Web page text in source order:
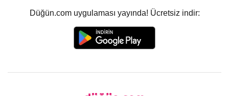
Düğün.com uygulaması yayında! Ücretsiz indir: